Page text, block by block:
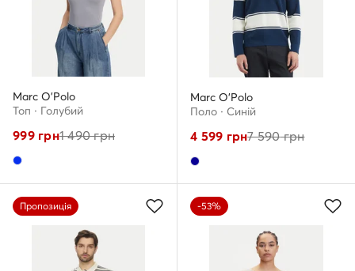
Marc O'Polo
Топ · Голубий
999грн1 490грн
Marc O'Polo
Поло · Cиній
4 599 грн7 590грн
Пропозиція -53%